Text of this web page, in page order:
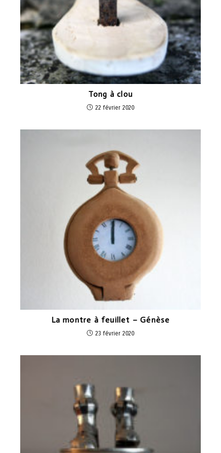
Tong à clou
22 février 2020
La montre à feuillet – Génèse
23 février 2020